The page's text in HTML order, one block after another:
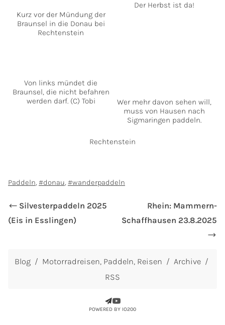
Kurz vor der Mündung der
Braunsel in die Donau bei
Rechtenstein
Der Herbst ist da!
Von links mündet die
Braunsel, die nicht befahren
werden darf. (C) Tobi
Wer mehr davon sehen will,
muss von Hausen nach
Sigmaringen paddeln.
Rechtenstein
Paddeln donau wanderpaddeln
Silvesterpaddeln 2025
(Eis in Esslingen)
Rhein: Mammern-
Schaffhausen 23.8.2025
Blog Motorradreisen Paddeln Reisen
Archive
RSS
POWERED BY IO200